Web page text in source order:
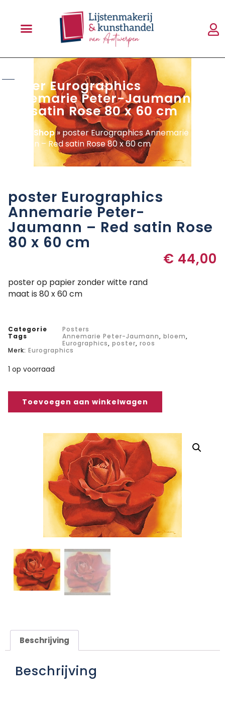
poster Eurographics
Annemarie Peter-Jaumann –
Red satin Rose 80 x 60 cm
Shop»poster Eurographics Annemarie Peter-
Jaumann – Red satin Rose 80 x 60 cm
poster Eurographics
Annemarie Peter-
Jaumann – Red satin Rose
80 x 60 cm
€ 44,00
poster op papier zonder witte rand
maat is 80 x 60 cm
Categorie
Posters
Tags
Annemarie Peter-Jaumann, bloem,
Eurographics, poster, roos
Merk: Eurographics
1 op voorraad
Toevoegen aan winkelwagen
Beschrijving
Beschrijving